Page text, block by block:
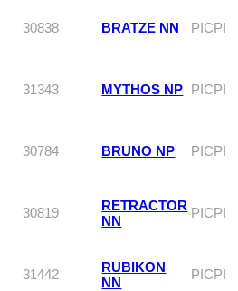
30838 BRATZE NN PICPI
31343 MYTHOS NP PICPI
30784 BRUNO NP PICPI
30819
RETRACTOR
NN
PICPI
31442
RUBIKON
NN
PICPI